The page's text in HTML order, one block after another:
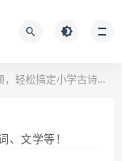
搞定小学古诗词、文学等！
、文学等！